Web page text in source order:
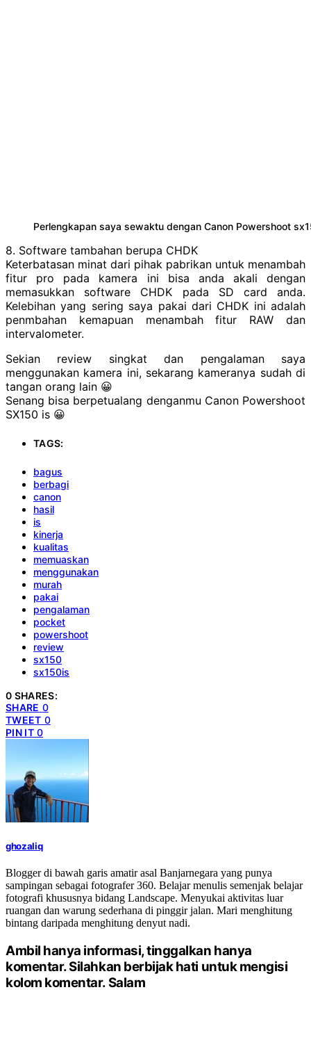
Perlengkapan saya sewaktu dengan Canon Powershoot
8. Software tambahan berupa CHDK
Keterbatasan minat dari pihak pabrikan untuk menambah
fitur pro pada kamera ini bisa anda akali dengan
memasukkan software CHDK pada SD card anda.
Kelebihan yang sering saya pakai dari CHDK ini adalah
penmbahan kemapuan menambah fitur RAW dan
intervalometer.
Sekian review singkat dan pengalaman saya
menggunakan kamera ini, sekarang kameranya sudah di
tangan orang lain 😀
Senang bisa berpetualang denganmu Canon Powershoot
SX150 is 😀
TAGS:
bagus
berbagi
canon
hasil
is
kinerja
kualitas
memuaskan
menggunakan
murah
pakai
pengalaman
pocket
powershoot
review
sx150
sx150is
0 SHARES:
SHARE 0
TWEET 0
PIN IT 0
ghozaliq
Blogger di bawah garis amatir asal Banjarnegara yang punya
sampingan sebagai fotografer 360. Belajar menulis semenjak belajar
fotografi khususnya bidang Landscape. Menyukai aktivitas luar
ruangan dan warung sederhana di pinggir jalan. Mari menghitung
bintang daripada menghitung denyut nadi.
Ambil hanya informasi, tinggalkan hanya
komentar. Silahkan berbijak hati untuk mengisi
kolom komentar. Salam